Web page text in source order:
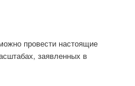
провести настоящие
заявленных в